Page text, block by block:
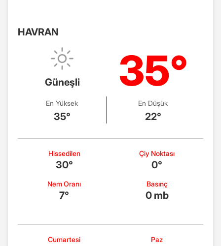
HAVRAN
Güneşli 35°
En Yüksek
35°
En Düşük
22°
Hissedilen
30°
Çiy Noktası
0°
Nem Oranı
7°
Basınç
0 mb
Cumartesi Paz